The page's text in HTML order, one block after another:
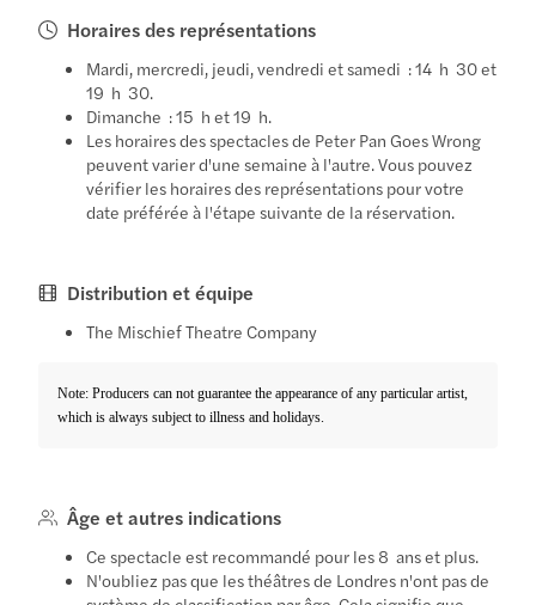
Horaires des représentations
Mardi, mercredi, jeudi, vendredi et samedi : 14 h 30 et
19 h 30.
Dimanche : 15 h et 19 h.
Les horaires des spectacles de Peter Pan Goes Wrong
peuvent varier d'une semaine à l'autre. Vous pouvez
vérifier les horaires des représentations pour votre
date préférée à l'étape suivante de la réservation.
Distribution et équipe
The Mischief Theatre Company
Note: Producers can not guarantee the appearance of any particular artist,
which is always subject to illness and holidays.
Âge et autres indications
Ce spectacle est recommandé pour les 8 ans et plus.
N'oubliez pas que les théâtres de Londres n'ont pas de